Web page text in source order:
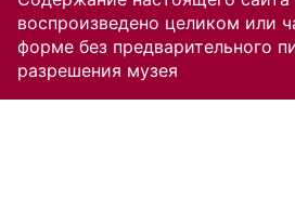
воспроизведено целиком или
форме без предварительного
разрешения музея